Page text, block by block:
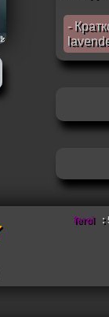
-
ferol :